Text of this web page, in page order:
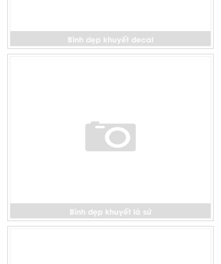
Bình dẹp khuyết decal
Bình dẹp khuyết lá sứ